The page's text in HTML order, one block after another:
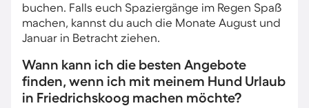
buchen. Falls euch Spaziergänge im Regen Spaß
machen, kannst du auch die Monate August und
Januar in Betracht ziehen.
Wann kann ich die besten Angebote
finden, wenn ich mit meinem Hund Urlaub
in Friedrichskoog machen möchte?